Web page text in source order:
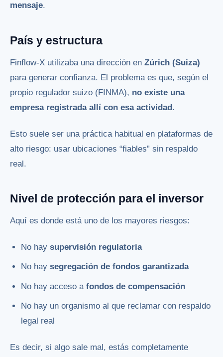
mensaje.
País y estructura
Finflow-X utilizaba una dirección en Zúrich (Suiza)
para generar confianza. El problema es que, según el
propio regulador suizo (FINMA), no existe una
empresa registrada allí con esa actividad.
Esto suele ser una práctica habitual en plataformas de
alto riesgo: usar ubicaciones “fiables” sin respaldo
real.
Nivel de protección para el inversor
Aquí es donde está uno de los mayores riesgos:
No haysupervisión regulatoria
No haysegregación de fondos garantizada
No hay acceso afondos de compensación
No hay un organismo al que reclamar con respaldo
legal real
Es decir, si algo sale mal, estás completamente